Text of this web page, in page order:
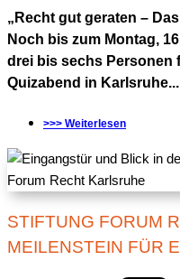
„Recht gut geraten –
Noch bis zum Montag,
drei bis sechs Personen
Quizabend in Karlsruhe...
>>> Weiterlesen
STIFTUNG FORUM
MEILENSTEIN FÜR